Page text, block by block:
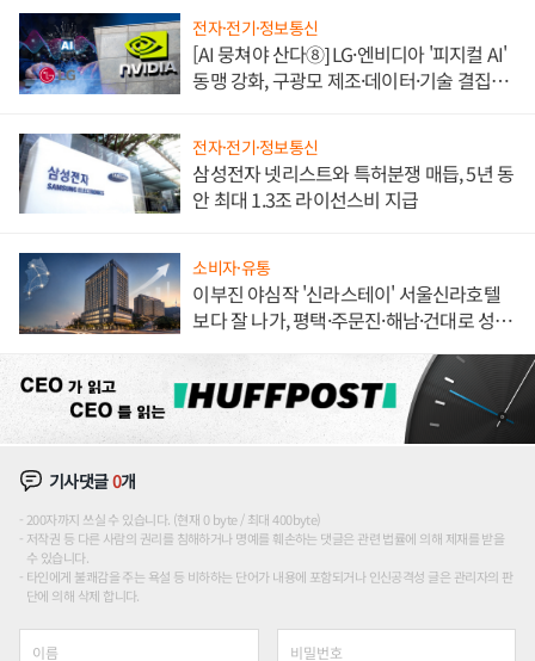
전자·전기·정보통신
[AI 뭉쳐야 산다⑧] LG·엔비디아 '피지컬 AI'
동맹 강화, 구광모 제조·데이터·기술 결집
전자·전기·정보통신
삼성전자 넷리스트와 특허분쟁 매듭, 5년 동
안 최대 1.3조 라이선스비 지급
소비자·유통
이부진 야심작 '신라스테이' 서울신라호텔
보다 잘 나가, 평택·주문진·해남·건대로 성
기사댓글0개
200자까지 쓰실 수 있습니다. (현재 0 byte / 최대 400byte)
저작권 등 다른 사람의 권리를 침해하거나 명예를 훼손하는 댓글은 관련 법률에 의해 제재를 받을
수 있습니다.
타인에게 불쾌감을 주는 욕설 등 비하하는 단어가 내용에 포함되거나 인신공격성 글은 관리자의 판
단에 의해 삭제 합니다.